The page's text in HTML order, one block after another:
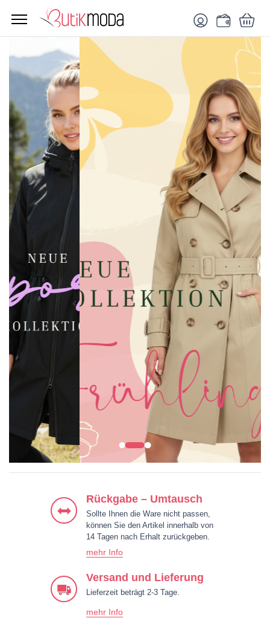
Rückgabe – Umtausch
Sollte Ihnen die Ware nicht passen,
können Sie den Artikel innerhalb von
14 Tagen nach Erhalt zurückgeben.
mehr Info
Versand und Lieferung
Lieferzeit beträgt 2-3 Tage.
mehr Info